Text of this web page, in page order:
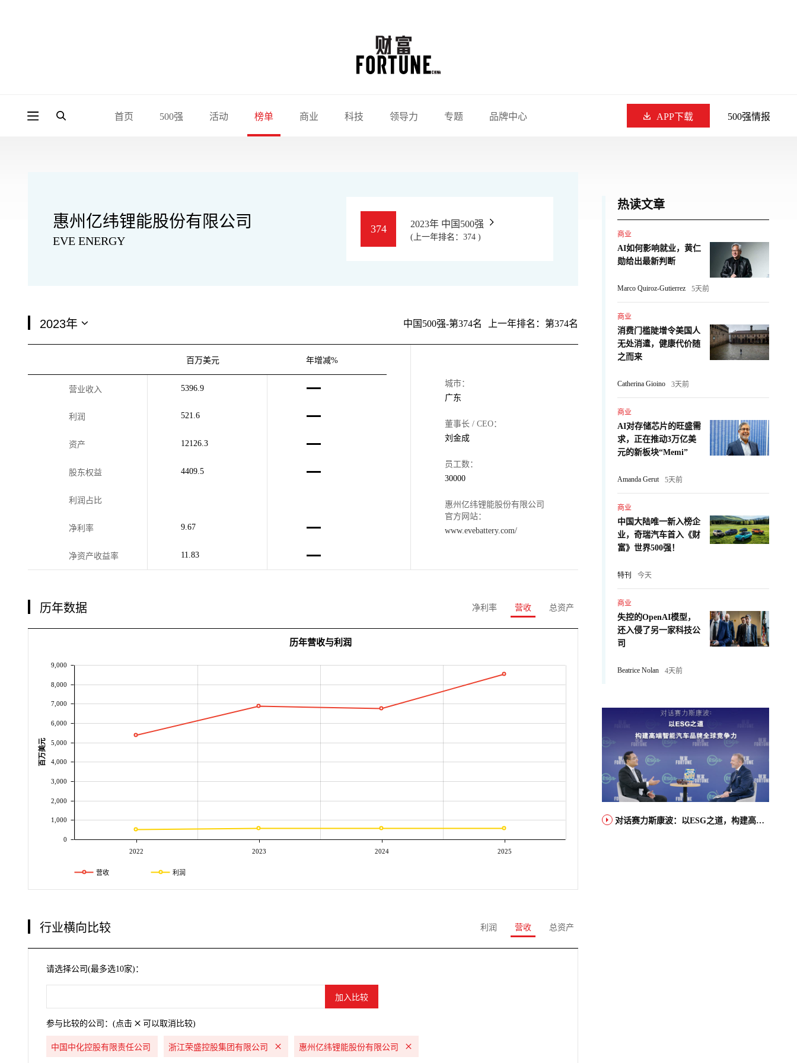
首页 500强 活动 榜单 商业 科技 领导力 专题 品牌中心 APP下载 500强情报
惠州亿纬锂能股份有限公司
EVE ENERGY
374 2023年 中国500强
(上一年排名：374 )
中国500强-第374名 上一年排名：第374名
百万美元 年增减%
营业收入 5396.9
利润 521.6
资产 12126.3
股东权益 4409.5
利润占比
净利率 9.67
净资产收益率 11.83
城市：
广东
董事长 / CEO：
刘金成
员工数：
30000
惠州亿纬锂能股份有限公司
官方网站：
www.evebattery.com/
历年数据 净利率 营收 总资产
2022 2023 2024 2025
0
1,000
2,000
3,000
4,000
5,000
6,000
7,000
8,000
9,000
百万美元
历年营收与利润
营收 利润
行业横向比较 利润 营收 总资产
请选择公司(最多选10家)：
参与比较的公司：(点击 可以取消比较)
中国中化控股有限责任公司 浙江荣盛控股集团有限公司 惠州亿纬锂能股份有限公司
热读文章
商业
AI如何影响就业，黄仁
勋给出最新判断
Marco Quiroz-Gutierrez 5天前
商业
消费门槛陡增令美国人
无处消遣，健康代价随
之而来
Catherina Gioino 3天前
商业
AI对存储芯片的旺盛需
求，正在推动3万亿美
元的新板块“Memi”
Amanda Gerut 5天前
商业
中国大陆唯一新入榜企
业，奇瑞汽车首入《财
富》世界500强！
特刊 今天
商业
失控的OpenAI模型，
还入侵了另一家科技公
司
Beatrice Nolan 4天前
对话赛力斯康波：以ESG之道，构建高端智能汽车品牌全球竞争力